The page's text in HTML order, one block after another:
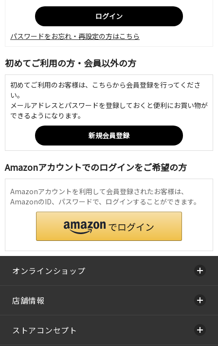
パスワードをお忘れ・再設定の方はこちら
初めてご利用の方・会員以外の方
初めてご利用のお客様は、こちらから会員登録を行ってくださ
い。
メールアドレスとパスワードを登録しておくと便利にお買い物が
できるようになります。
Amazonアカウントでのログインをご希望の方
Amazonアカウントを利用して会員登録されたお客様は、
AmazonのID、パスワードで、ログインすることができます。
オンラインショップ
店舗情報
ストアコンセプト